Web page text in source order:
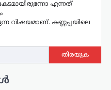
എന്നത്
വിഷയമാണ്. കണ്ണപ്പയിലെ
തിരയുക